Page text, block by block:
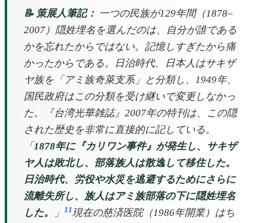
📝 策展人筆記： 一つの民族が129年間（1878–
2007）隠姓埋名を選んだのは、自分が誰である
かを忘れたからではない。記憶しすぎたから痛
かったからである。日治時代、日本人はサキザ
ヤ族を「アミ族奇萊支系」と分類し、1949年、
国民政府はこの分類を受け継いで変更しなかっ
た。『台湾光華雑誌』2007年の特刊は、この隠
された歴史を非常に直接的に記している。
「1878年に『カリワン事件』が発生し、サキザ
ヤ人は敗北し、部落族人は散逸して移住した。
日治時代、労役や水災を逃避するためにさらに
流離失所し、族人はアミ族部落の下に隠姓埋名
した。
」 11現在の慈済医院（1986年開業）はち